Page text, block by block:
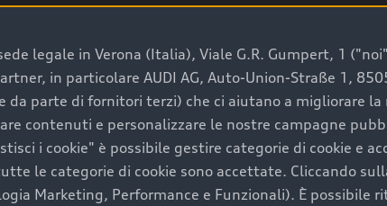
legale in Verona (Italia), Viale G.R. Gumpert, 1
in particolare AUDI AG, Auto-Union-Straße 1,
da parte di fornitori terzi) che ci aiutano a migliorare la
contenuti e personalizzare le nostre campagne
i cookie" è possibile gestire categorie di cookie e
le categorie di cookie sono accettate. Cliccando
Marketing, Performance e Funzionali). È possibile
usata Audi
affidabilità e sostenibilità. Per fare un
marchio. Audi offre l’auto usata perfetta tramite